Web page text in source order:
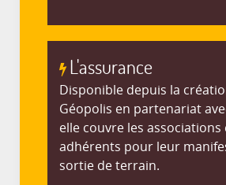
L'assurance
Disponible depuis la
Géopolis en partenariat
elle couvre les associations
adhérents pour leur
sortie de terrain.